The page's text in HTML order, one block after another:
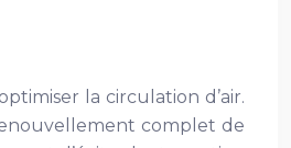
la circulation d’air.
complet de